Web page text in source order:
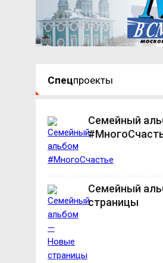
Спецпроекты
Семейный
Семейный
страницы